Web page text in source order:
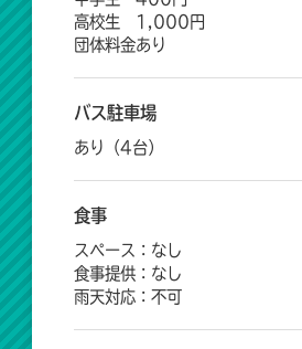
高校生 1,000円
団体料金あり
バス駐車場
あり（4台）
食事
スペース：なし
食事提供：なし
雨天対応：不可